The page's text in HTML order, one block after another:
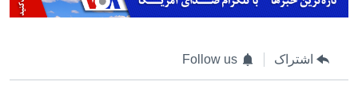
اشتراک Follow us